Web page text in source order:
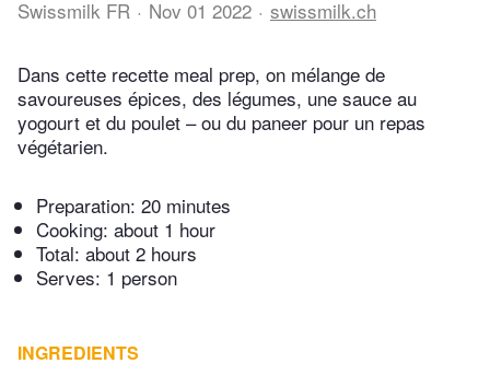
Swissmilk FR Nov 01 2022 swissmilk.ch
Dans cette recette meal prep, on mélange de
savoureuses épices, des légumes, une sauce au
yogourt et du poulet – ou du paneer pour un repas
végétarien.
Preparation: 20 minutes
Cooking: about 1 hour
Total: about 2 hours
Serves: 1 person
INGREDIENTS